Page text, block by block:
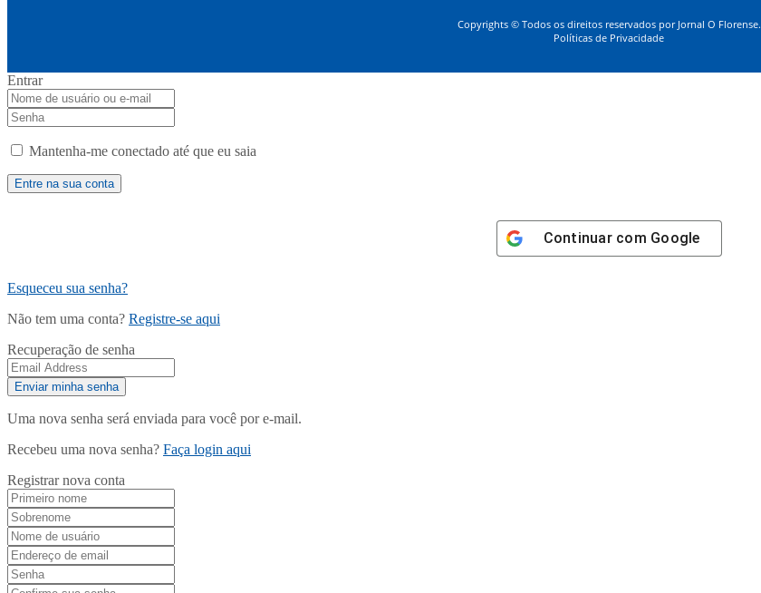
Copyrights © Todos os direitos reservados por Jornal O Florense.
Políticas de Privacidade
Entrar
Mantenha-me conectado até que eu saia
Continuar com Google
Esqueceu sua senha?
Não tem uma conta? Registre-se aqui
Recuperação de senha
Uma nova senha será enviada para você por e-mail.
Recebeu uma nova senha? Faça login aqui
Registrar nova conta